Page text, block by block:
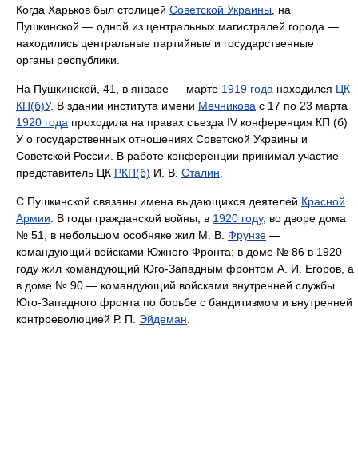
Когда Харьков был столицей Советской Украины , на
Пушкинской — одной из центральных магистралей города —
находились центральные партийные и государственные
органы республики.
На Пушкинской, 41, в январе — марте 1919 года находился ЦК
КП(б)У. В здании института имени Мечникова с 17 по 23 марта
1920 года проходила на правах съезда IV конференция КП (б)
У о государственных отношениях Советской Украины и
Советской России. В работе конференции принимал участие
представитель ЦК РКП(б) И. В. Сталин
С Пушкинской связаны имена выдающихся деятелей Красной
Армии . В годы гражданской войны, в 1920 году, во дворе дома
№ 51, в небольшом особняке жил М. В. Фрунзе —
командующий войсками Южного Фронта; в доме № 86 в 1920
году жил командующий Юго-Западным фронтом А. И. Егоров, а
в доме № 90 — командующий войсками внутренней службы
Юго-Западного фронта по борьбе с бандитизмом и внутренней
контрреволюцией Р. П. Эйдеман